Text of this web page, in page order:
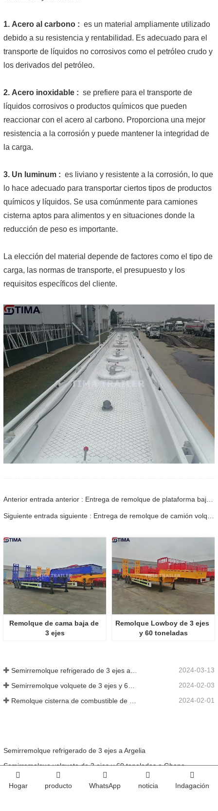
1. Acero al carbono : es un material ampliamente utilizado
debido a su resistencia y rentabilidad. Es adecuado para el
transporte de líquidos no corrosivos como el petróleo crudo y
los derivados del petróleo.
2. Acero inoxidable : se prefiere para el transporte de
líquidos corrosivos o productos químicos que pueden
reaccionar con el acero al carbono. Proporciona una mejor
resistencia a la corrosión y puede mantener la integridad de
la carga.
3. Un luminum : es liviano y resistente a la corrosión, lo que
lo hace adecuado para transportar ciertos tipos de productos
químicos y líquidos. Se usa comúnmente para camiones
cisterna aptos para alimentos y en situaciones donde la
reducción de peso es importante.
La elección del material depende de factores como el tipo de
carga, las normas de transporte, el presupuesto y los
requisitos específicos del cliente.
Remolque de cama baja de
3 ejes
Remolque Lowboy de 3 ejes
y 60 toneladas
2024-03-13
2024-02-03
Remolque cisterna de combustible de 3 ejes y 45000 litros a Senegal 2024-02-01
Semirremolque refrigerado de 3 ejes a Argelia
Semirremolque volquete de 3 ejes y 60 toneladas a Ghana
Hogar producto WhatsApp noticia Indagación